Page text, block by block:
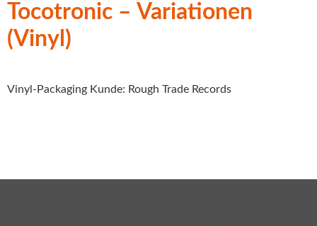
Tocotronic – Variationen
(Vinyl)
Vinyl-Packaging Kunde: Rough Trade Records